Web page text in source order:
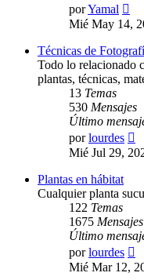
porYamal
Mié May 14,
Técnicas de
Todo lo relacionado
plantas, técnicas,
13 Temas
530 Mensajes
Último
porlourdes
Mié Jul 29,
Plantas en hábitat
Cualquier planta
122 Temas
1675 Mensajes
Último
porlourdes
Mié Mar 12,